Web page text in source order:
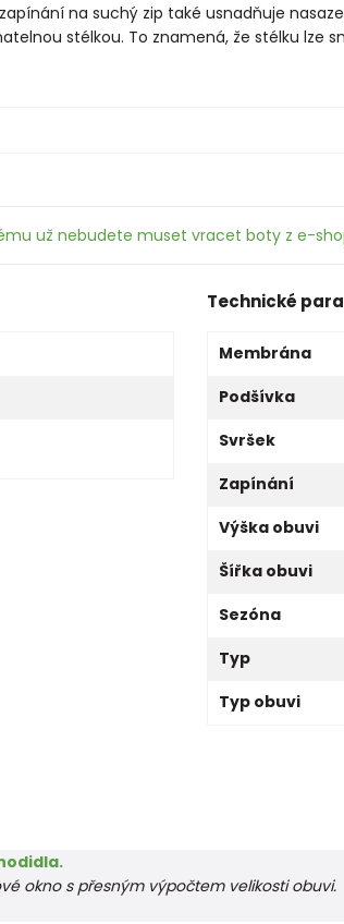
na suchý zip také usnadňuje
stélkou. To znamená, že stélku lze
už nebudete muset vracet boty z e-
Technické
Membrána
Podšívka
Svršek
Zapínání
Výška obuvi
Šířka obuvi
Sezóna
Typ
Typ obuvi
okno s přesným výpočtem velikosti obuvi.